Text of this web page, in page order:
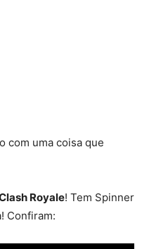
com uma coisa que
Royale! Tem Spinner
Confiram: